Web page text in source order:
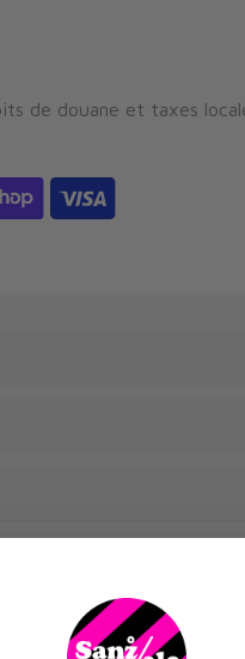
de douane et taxes